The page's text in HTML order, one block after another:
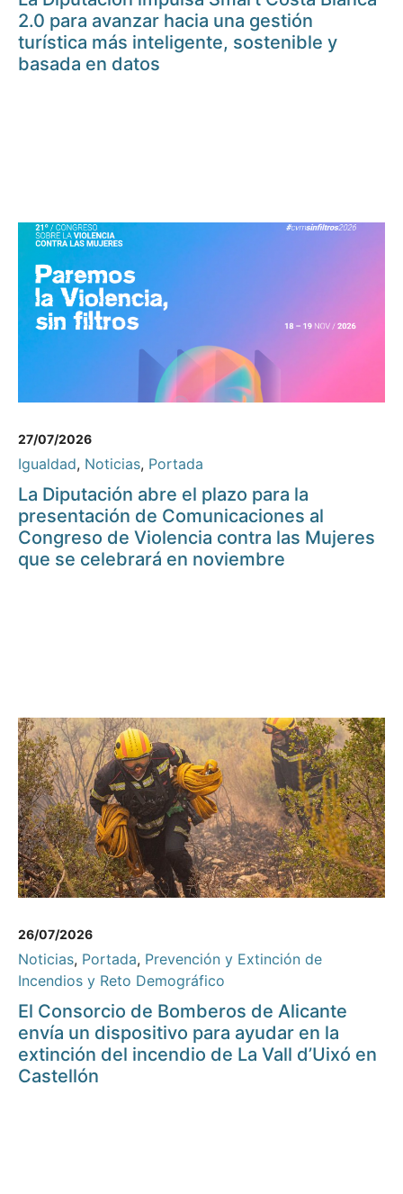
2.0 para avanzar hacia una gestión
turística más inteligente, sostenible y
basada en datos
27/07/2026
Igualdad, Noticias, Portada
La Diputación abre el plazo para la
presentación de Comunicaciones al
Congreso de Violencia contra las Mujeres
que se celebrará en noviembre
26/07/2026
Noticias, Portada, Prevención y Extinción de
Incendios y Reto Demográfico
El Consorcio de Bomberos de Alicante
envía un dispositivo para ayudar en la
extinción del incendio de La Vall d’Uixó en
Castellón